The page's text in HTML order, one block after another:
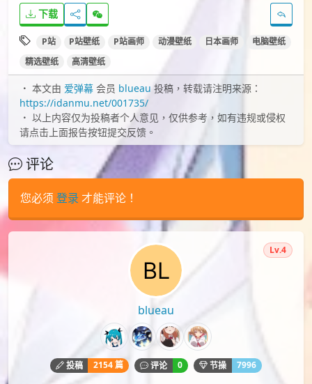
id=103920676
下载
P站 P站壁纸
精选壁纸
高清壁纸
本文由爱弹幕会员blueau投稿，转载请注明来源：
https://idanmu.net/001735/
以上内容仅为投稿者个人意见，仅供参考，如有违规或侵权
请点击上面报告按钮提交反馈。
评论
您必须登录才能评论！
blueau